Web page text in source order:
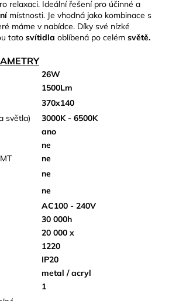
relaxaci. Ideální řešení pro účinné a
místnosti. Je vhodná jako kombinace s
máme v nabídce. Díky své nízké
tato svítidla oblíbená po celém světě.
26W
1500Lm
370x140
světla)
3000K - 6500K
ano
ne
ne
ne
ne
AC100 - 240V
30 000h
20 000 x
1220
IP20
metal / acryl
1